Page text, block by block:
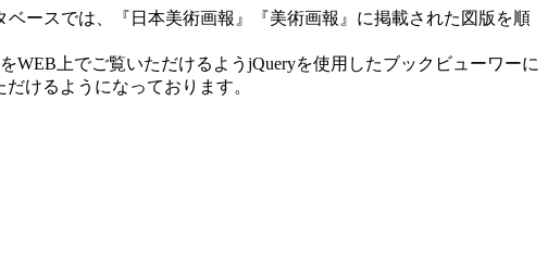
ースでは、『日本美術画報』『美術画報』に掲載された図版を順
上でご覧いただけるようjQueryを使用したブックビューワーに
けるようになっております。